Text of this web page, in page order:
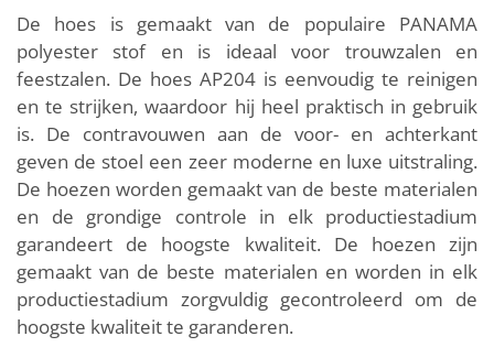
De hoes is gemaakt van de populaire PANAMA
polyester stof en is ideaal voor trouwzalen en
feestzalen. De hoes AP204 is eenvoudig te reinigen
en te strijken, waardoor hij heel praktisch in gebruik
is. De contravouwen aan de voor- en achterkant
geven de stoel een zeer moderne en luxe uitstraling.
De hoezen worden gemaakt van de beste materialen
en de grondige controle in elk productiestadium
garandeert de hoogste kwaliteit. De hoezen zijn
gemaakt van de beste materialen en worden in elk
productiestadium zorgvuldig gecontroleerd om de
hoogste kwaliteit te garanderen.